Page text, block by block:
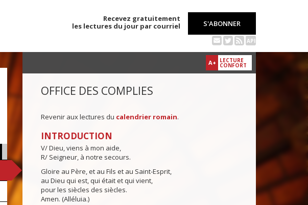
Recevez gratuitement
les lectures du jour par courriel
S'ABONNER
API
A+ LECTURE
CONFORT
OFFICE DES COMPLIES
Revenir aux lectures du calendrier romain.
INTRODUCTION
V/ Dieu, viens à mon aide,
R/ Seigneur, à notre secours.
Gloire au Père, et au Fils et au Saint-Esprit,
au Dieu qui est, qui était et qui vient,
pour les siècles des siècles.
Amen. (Alléluia.)